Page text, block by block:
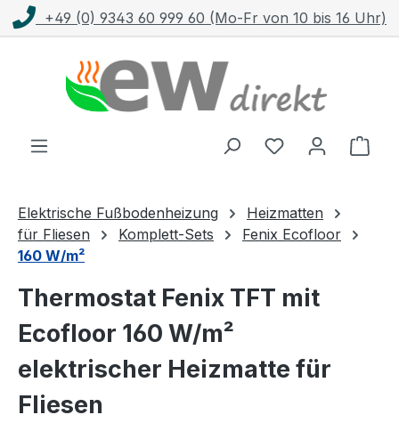
Zum Hauptinhalt springen
+49 (0) 9343 60 999 60 (Mo-Fr von 10 bis 16 Uhr)
Elektrische Fußbodenheizung
Heizmatten
für Fliesen
Komplett-Sets
Fenix Ecofloor
160 W/m²
Thermostat Fenix TFT mit
Ecofloor 160 W/m²
elektrischer Heizmatte für
Fliesen